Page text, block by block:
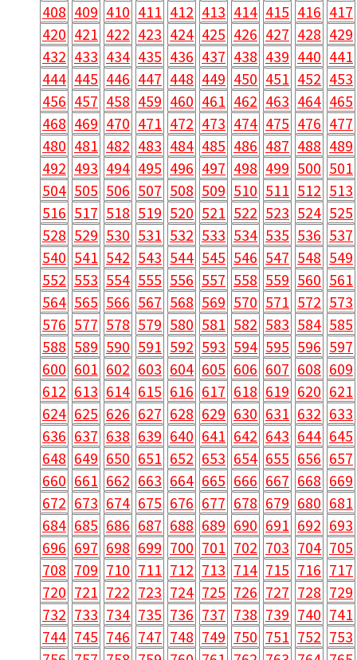
408 409 410 411 412 413 414 415 416 417
420 421 422 423 424 425 426 427 428 429
432 433 434 435 436 437 438 439 440 441
444 445 446 447 448 449 450 451 452 453
456 457 458 459 460 461 462 463 464 465
468 469 470 471 472 473 474 475 476 477
480 481 482 483 484 485 486 487 488 489
492 493 494 495 496 497 498 499 500 501
504 505 506 507 508 509 510 511 512 513
516 517 518 519 520 521 522 523 524 525
528 529 530 531 532 533 534 535 536 537
540 541 542 543 544 545 546 547 548 549
552 553 554 555 556 557 558 559 560 561
564 565 566 567 568 569 570 571 572 573
576 577 578 579 580 581 582 583 584 585
588 589 590 591 592 593 594 595 596 597
600 601 602 603 604 605 606 607 608 609
612 613 614 615 616 617 618 619 620 621
624 625 626 627 628 629 630 631 632 633
636 637 638 639 640 641 642 643 644 645
648 649 650 651 652 653 654 655 656 657
660 661 662 663 664 665 666 667 668 669
672 673 674 675 676 677 678 679 680 681
684 685 686 687 688 689 690 691 692 693
696 697 698 699 700 701 702 703 704 705
708 709 710 711 712 713 714 715 716 717
720 721 722 723 724 725 726 727 728 729
732 733 734 735 736 737 738 739 740 741
744 745 746 747 748 749 750 751 752 753